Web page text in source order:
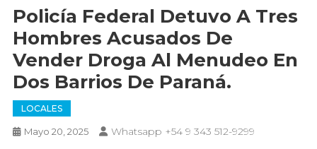
Policía Federal Detuvo A Tres
Hombres Acusados De
Vender Droga Al Menudeo En
Dos Barrios De Paraná.
LOCALES
Mayo 20, 2025 Whatsapp +54 9 343 512-9299